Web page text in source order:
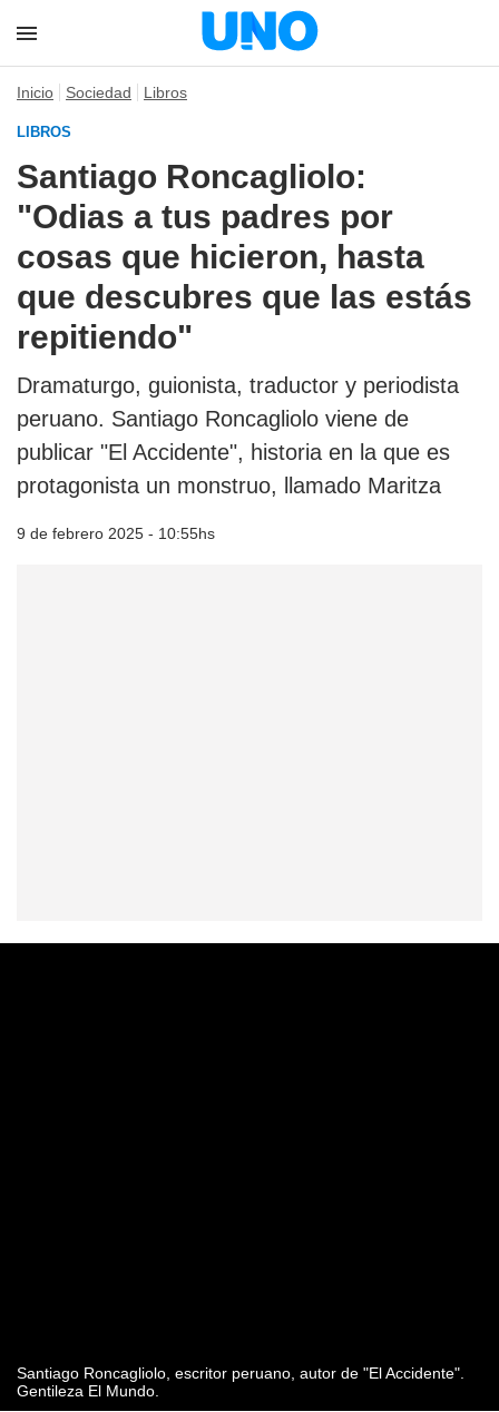
Inicio Sociedad Libros
LIBROS
Santiago Roncagliolo:
"Odias a tus padres por
cosas que hicieron, hasta
que descubres que las estás
repitiendo"
Dramaturgo, guionista, traductor y periodista
peruano. Santiago Roncagliolo viene de
publicar "El Accidente", historia en la que es
protagonista un monstruo, llamado Maritza
9 de febrero 2025 - 10:55hs
Santiago Roncagliolo, escritor peruano, autor de "El Accidente".
Gentileza El Mundo.